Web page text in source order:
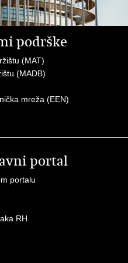
podrške
(MAT)
(MADB)
mreža (EEN)
portal
portalu
RH